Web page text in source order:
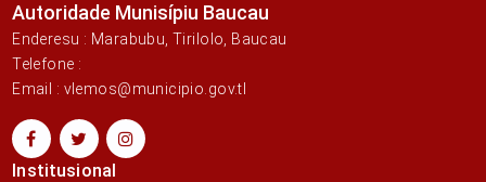
Autoridade Munisípiu Baucau
Enderesu : Marabubu, Tirilolo, Baucau
Telefone :
Email : vlemos@municipio.gov.tl
Institusional